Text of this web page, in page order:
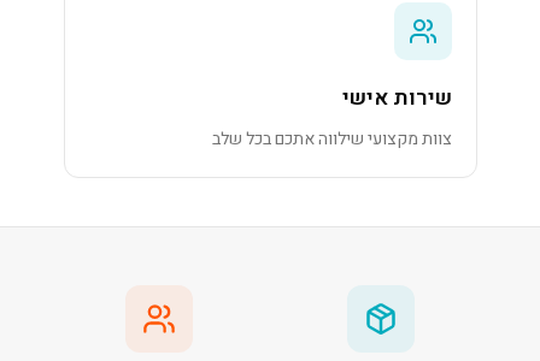
שירות אישי
צוות מקצועי שילווה אתכם בכל שלב